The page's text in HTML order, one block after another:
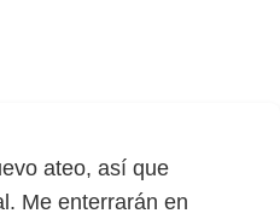
ateo, así que
Me enterrarán en